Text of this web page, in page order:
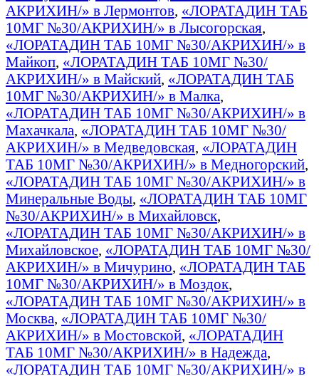
АКРИХИН/» в Лермонтов, «ЛОРАТАДИН ТАБ
10МГ №30/АКРИХИН/» в Лысогорская,
«ЛОРАТАДИН ТАБ 10МГ №30/АКРИХИН/» в
Майкоп, «ЛОРАТАДИН ТАБ 10МГ №30/
АКРИХИН/» в Майский, «ЛОРАТАДИН ТАБ
10МГ №30/АКРИХИН/» в Малка,
«ЛОРАТАДИН ТАБ 10МГ №30/АКРИХИН/» в
Махачкала, «ЛОРАТАДИН ТАБ 10МГ №30/
АКРИХИН/» в Медведовская, «ЛОРАТАДИН
ТАБ 10МГ №30/АКРИХИН/» в Медногорский,
«ЛОРАТАДИН ТАБ 10МГ №30/АКРИХИН/» в
Минеральные Воды, «ЛОРАТАДИН ТАБ 10МГ
№30/АКРИХИН/» в Михайловск,
«ЛОРАТАДИН ТАБ 10МГ №30/АКРИХИН/» в
Михайловское, «ЛОРАТАДИН ТАБ 10МГ №30/
АКРИХИН/» в Мичурино, «ЛОРАТАДИН ТАБ
10МГ №30/АКРИХИН/» в Моздок,
«ЛОРАТАДИН ТАБ 10МГ №30/АКРИХИН/» в
Москва, «ЛОРАТАДИН ТАБ 10МГ №30/
АКРИХИН/» в Мостовской, «ЛОРАТАДИН
ТАБ 10МГ №30/АКРИХИН/» в Надежда,
«ЛОРАТАДИН ТАБ 10МГ №30/АКРИХИН/» в